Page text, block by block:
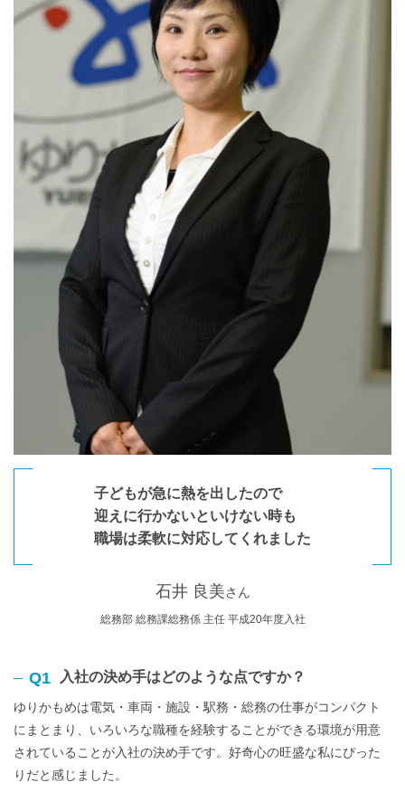
子どもが急に熱を出したので
迎えに行かないといけない時も
職場は柔軟に対応してくれました
石井 良美さん
総務部 総務課総務係 主任 平成20年度入社
Q1 入社の決め手はどのような点ですか？
ゆりかもめは電気・車両・施設・駅務・総務の仕事がコンパクト
にまとまり、いろいろな職種を経験することができる環境が用意
されていることが入社の決め手です。好奇心の旺盛な私にぴった
りだと感じました。